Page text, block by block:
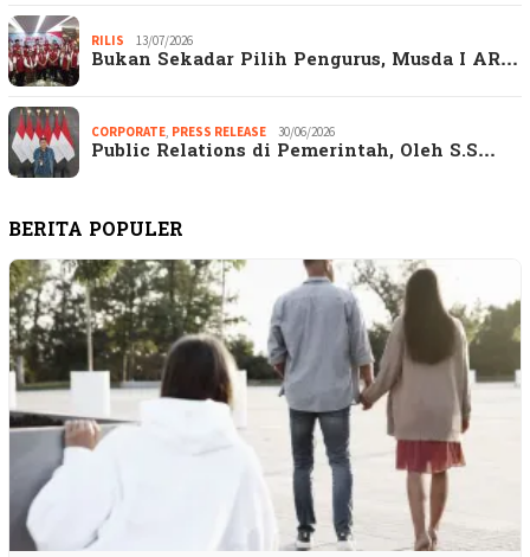
RILIS 13/07/2026
Bukan Sekadar Pilih Pengurus, Musda I AR…
CORPORATE, PRESS RELEASE 30/06/2026
Public Relations di Pemerintah, Oleh S.S…
BERITA POPULER